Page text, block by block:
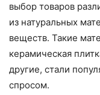
выбор товаров
из натуральных
веществ. Такие
керамическая
другие, стали
спросом.